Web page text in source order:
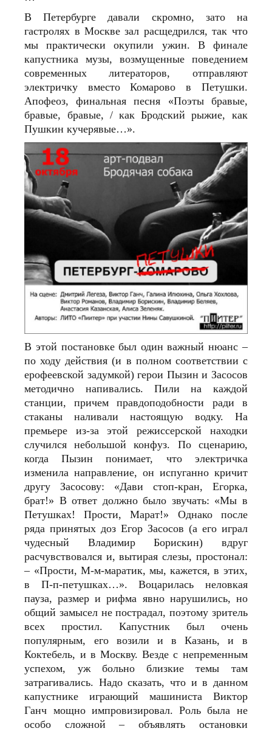
В Петербурге давали скромно, зато на
гастролях в Москве зал расщедрился, так что
мы практически окупили ужин. В финале
капустника музы, возмущенные поведением
современных литераторов, отправляют
электричку вместо Комарово в Петушки.
Апофеоз, финальная песня «Поэты бравые,
бравые, бравые, / как Бродский рыжие, как
Пушкин кучерявые…».
В этой постановке был один важный нюанс –
по ходу действия (и в полном соответствии с
ерофеевской задумкой) герои Пызин и Засосов
методично напивались. Пили на каждой
станции, причем правдоподобности ради в
стаканы наливали настоящую водку. На
премьере из-за этой режиссерской находки
случился небольшой конфуз. По сценарию,
когда Пызин понимает, что электричка
изменила направление, он испуганно кричит
другу Засосову: «Дави стоп-кран, Егорка,
брат!» В ответ должно было звучать: «Мы в
Петушках! Прости, Марат!» Однако после
ряда принятых доз Егор Засосов (а его играл
чудесный Владимир Борискин) вдруг
расчувствовался и, вытирая слезы, простонал:
– «Прости, М‑м-маратик, мы, кажется, в этих,
в П‑п-петушках…». Воцарилась неловкая
пауза, размер и рифма явно нарушились, но
общий замысел не пострадал, поэтому зритель
всех простил. Капустник был очень
популярным, его возили и в Казань, и в
Коктебель, и в Москву. Везде с непременным
успехом, уж больно близкие темы там
затрагивались. Надо сказать, что и в данном
капустнике играющий машиниста Виктор
Ганч мощно импровизировал. Роль была не
особо сложной – объявлять остановки